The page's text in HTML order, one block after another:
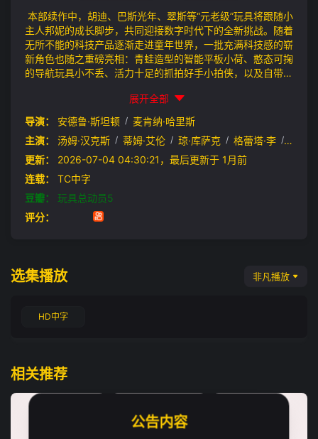
本部续作中，胡迪、巴斯光年、翠斯等“元老级”玩具将跟随小
主人邦妮的成长脚步，共同迎接数字时代下的全新挑战。随着
无所不能的科技产品逐渐走进童年世界，一批充满科技感的崭
新角色也随之重磅亮相：青蛙造型的智能平板小荷、憨态可掬
的导航玩具小不丢、活力十足的抓拍好手小拍侠，以及自带笑
带来的“电子陪伴”中，而玩具伙伴们也迎来了前所未有的生存
难题：在屏幕占据注意力的时代，玩具的时代真的结束了吗？
在“被取代”危机的当下，这群玩具伙伴还能否携手，帮助邦妮
找回属于自己的真实友谊与快乐？
展开全部
导演：
安德鲁·斯坦顿 / 麦肯纳·哈里斯
主演：
汤姆·汉克斯 / 蒂姆·艾伦 / 琼·库萨克 / 格蕾塔·李 / 基努·
更新：
2026-07-04 04:30:21，最后更新于 1月前
连载：
TC中字
豆瓣：
玩具总动员5
评分：
选集播放 非凡播放
HD中字
相关推荐
公告内容